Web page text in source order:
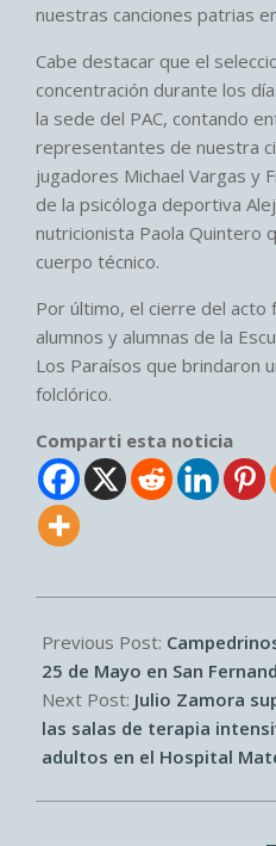
nuestras canciones patrias
Cabe destacar que el
concentración durante los
la sede del PAC, contando
representantes de nuestra
jugadores Michael Vargas y
de la psicóloga deportiva
nutricionista Paola Quintero
cuerpo técnico.
Por último, el cierre del
alumnos y alumnas de la
Los Paraísos que brindaron
folclórico.
Comparti esta noticia
05-
28
Previous Post:
25 de Mayo en San
Next Post: Julio Zamora
las salas de terapia
adultos en el Hospital